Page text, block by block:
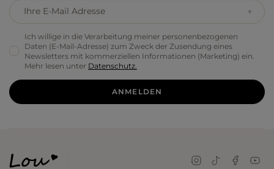
Ihre E-Mail Adresse
Ich willige in die Verarbeitung meiner personenbezogenen
Daten (E-Mail-Adresse) zum Zweck der Zusendung eines
Newsletters mit kommerziellen Informationen (Marketing) ein.
Mehr lesen unter Datenschutz.
ANMELDEN